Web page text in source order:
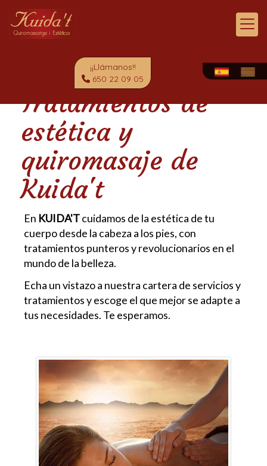
¡¡Llámanos!!
650 22 09 05
Tratamientos de
estética y
quiromasaje de
Kuida't
En KUIDA'Tcuidamos de la estética de tu
cuerpo desde la cabeza a los pies, con
tratamientos punteros y revolucionarios en el
mundo de la belleza.
Echa un vistazo a nuestra cartera de servicios y
tratamientos y escoge el que mejor se adapte a
tus necesidades. Te esperamos.